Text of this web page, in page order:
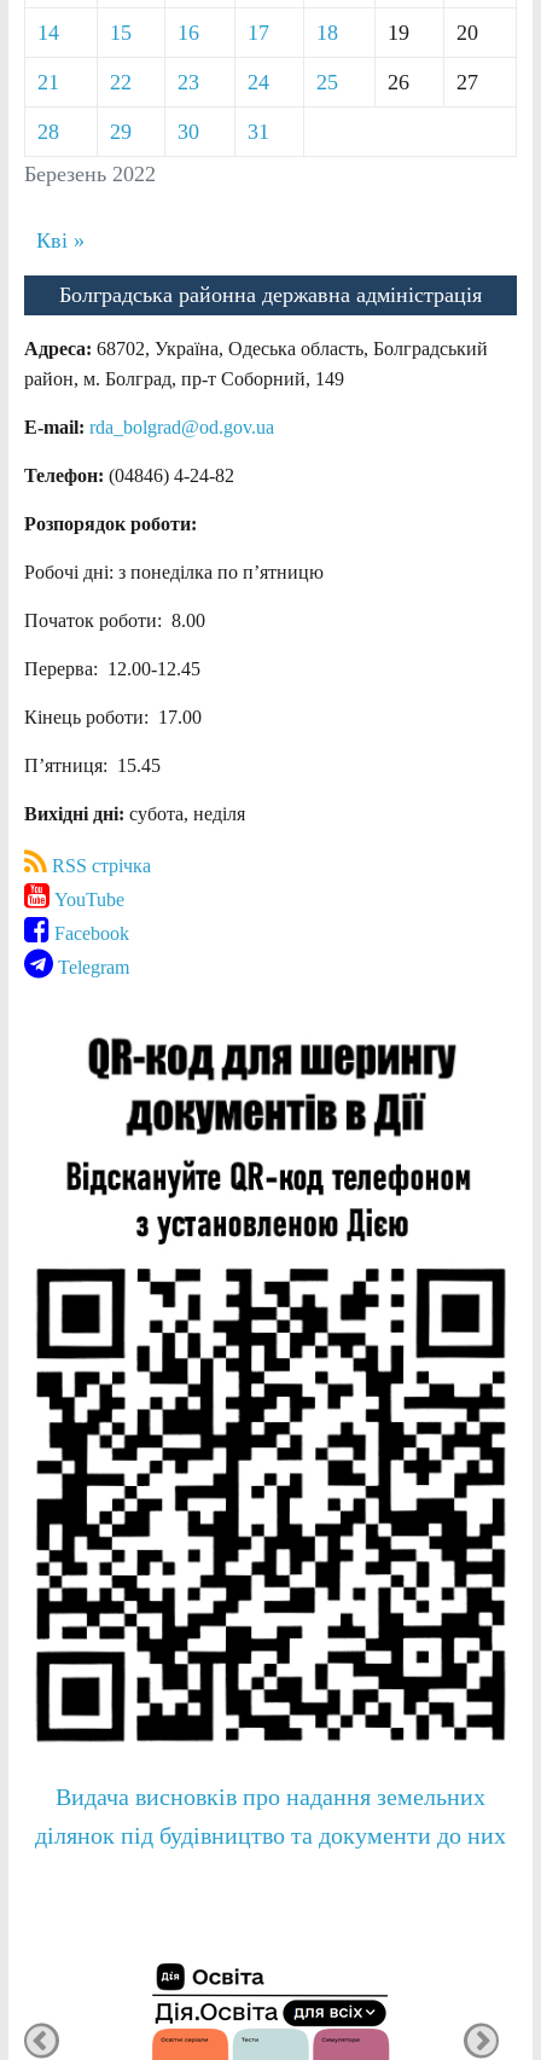
Березень 2022
14 15 16 17 18 19 20
21 22 23 24 25 26 27
28 29 30 31
Кві »
Болградська районна державна адміністрація
Адреса: 68702, Україна, Одеська область, Болградський
район, м. Болград, пр-т Соборний, 149
E-mail: rda_bolgrad@od.gov.ua
Телефон: (04846) 4-24-82
Розпорядок роботи:
Робочі дні: з понеділка по п’ятницю
Початок роботи: 8.00
Перерва: 12.00-12.45
Кінець роботи: 17.00
П’ятниця: 15.45
Вихідні дні: субота, неділя
RSS стрічка
YouTube
Facebook
Telegram
Видача висновків про надання земельних
ділянок під будівництво та документи до них